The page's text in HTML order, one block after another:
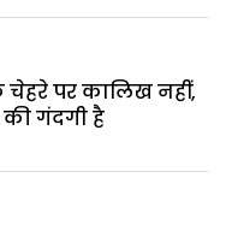
चेहरे पर कालिख नहीं,
गंदगी है